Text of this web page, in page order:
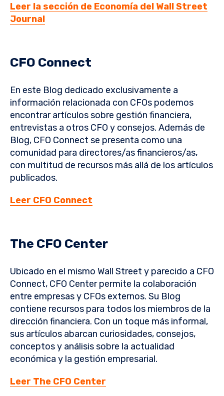
Leer la sección de Economía del Wall Street
Journal
CFO Connect
En este Blog dedicado exclusivamente a
información relacionada con CFOs podemos
encontrar artículos sobre gestión financiera,
entrevistas a otros CFO y consejos. Además de
Blog, CFO Connect se presenta como una
comunidad para directores/as financieros/as,
con multitud de recursos más allá de los artículos
publicados.
Leer CFO Connect
The CFO Center
Ubicado en el mismo Wall Street y parecido a CFO
Connect, CFO Center permite la colaboración
entre empresas y CFOs externos. Su Blog
contiene recursos para todos los miembros de la
dirección financiera. Con un toque más informal,
sus artículos abarcan curiosidades, consejos,
conceptos y análisis sobre la actualidad
económica y la gestión empresarial.
Leer The CFO Center